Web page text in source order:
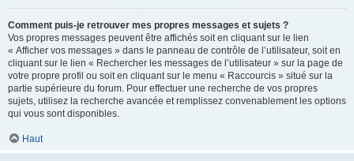
Comment puis-je retrouver mes propres messages et sujets ?
Vos propres messages peuvent être affichés soit en cliquant sur le lien
« Afficher vos messages » dans le panneau de contrôle de l’utilisateur, soit en
cliquant sur le lien « Rechercher les messages de l’utilisateur » sur la page de
votre propre profil ou soit en cliquant sur le menu « Raccourcis » situé sur la
partie supérieure du forum. Pour effectuer une recherche de vos propres
sujets, utilisez la recherche avancée et remplissez convenablement les options
qui vous sont disponibles.
Haut